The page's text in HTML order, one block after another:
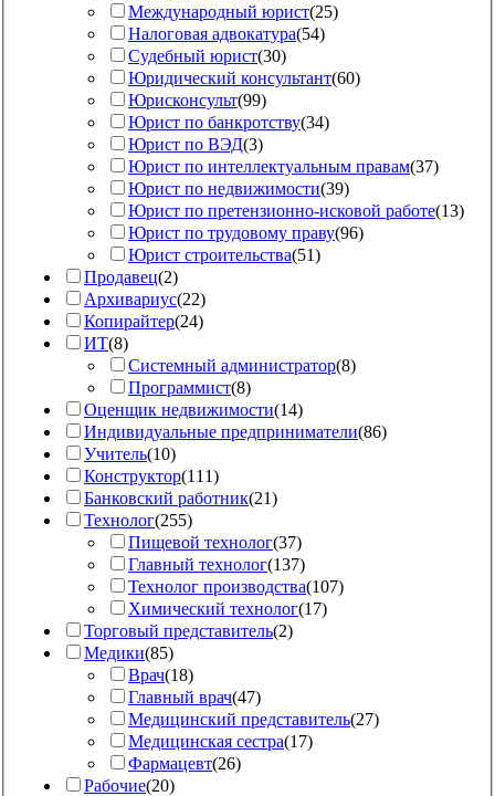
Международный юрист(25)
Налоговая адвокатура(54)
Судебный юрист(30)
Юридический консультант(60)
Юрисконсульт(99)
Юрист по банкротству(34)
Юрист по ВЭД(3)
Юрист по интеллектуальным правам(37)
Юрист по недвижимости(39)
Юрист по претензионно-исковой работе(13)
Юрист по трудовому праву(96)
Юрист строительства(51)
Продавец(2)
Архивариус(22)
Копирайтер(24)
ИТ(8)
Системный администратор(8)
Программист(8)
Оценщик недвижимости(14)
Индивидуальные предприниматели(86)
Учитель(10)
Конструктор(111)
Банковский работник(21)
Технолог(255)
Пищевой технолог(37)
Главный технолог(137)
Технолог производства(107)
Химический технолог(17)
Торговый представитель(2)
Медики(85)
Врач(18)
Главный врач(47)
Медицинский представитель(27)
Медицинская сестра(17)
Фармацевт(26)
Рабочие(20)